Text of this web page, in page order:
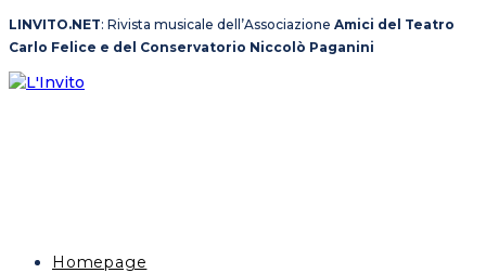
Salta
al
contenuto
LINVITO.NET: Rivista musicale dell’Associazione Amici del Teatro
Carlo Felice e del Conservatorio Niccolò Paganini
Homepage